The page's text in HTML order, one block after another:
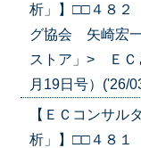
析」】□□４８２
グ協会 矢崎宏
ストア」> ＥＣ
月19日号）('26/
【ＥＣコンサル
析」】□□４８１